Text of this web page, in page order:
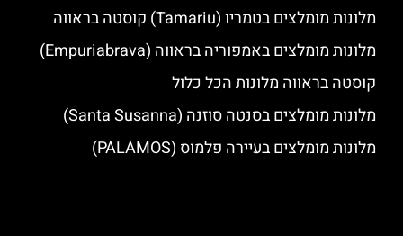
מלונות מומלצים בטמריו (Tamariu) קוסטה בראווה
מלונות מומלצים באמפוריה בראווה (Empuriabrava)
קוסטה בראווה מלונות הכל כלול
מלונות מומלצים בסנטה סוזנה (Santa Susanna)
מלונות מומלצים בעיירה פלמוס (PALAMOS)